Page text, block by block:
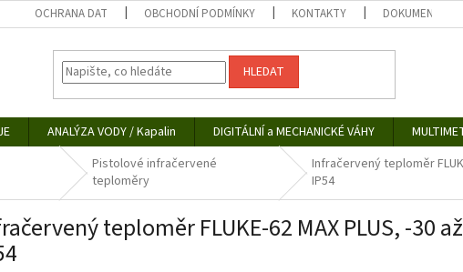
OCHRANA DAT OBCHODNÍ PODMÍNKY KONTAKTY DOKUMENTY KE
HLEDAT
ANALÝZA VODY / Kapalin DIGITÁLNÍ a MECHANICKÉ VÁHY
Pistolové infračervené
teploměry
Infračervený teploměr
IP54
teploměr FLUKE-62 MAX PLUS, -30